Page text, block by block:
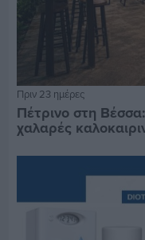
Πριν 23 ημέρες
Πέτρινο στη
χαλαρές